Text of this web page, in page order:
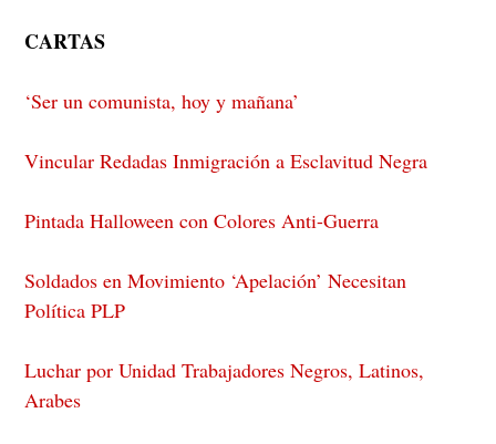
CARTAS
‘Ser un comunista, hoy y mañana’
Vincular Redadas Inmigración a Esclavitud Negra
Pintada Halloween con Colores Anti-Guerra
Soldados en Movimiento ‘Apelación’ Necesitan
Política PLP
Luchar por Unidad Trabajadores Negros, Latinos,
Arabes